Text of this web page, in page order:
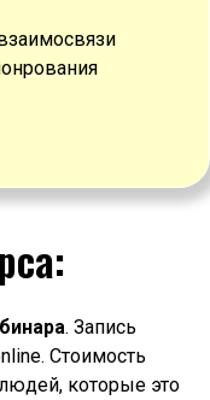
. Запись
Стоимость
людей, которые это